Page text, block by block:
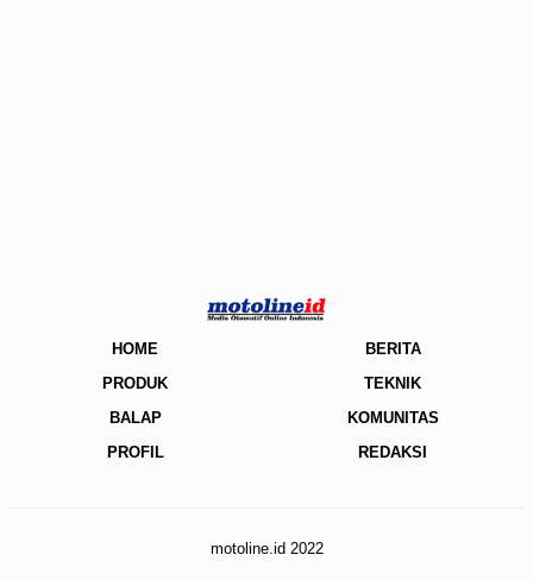
HOME
BERITA
PRODUK
TEKNIK
BALAP
KOMUNITAS
PROFIL
REDAKSI
motoline.id 2022